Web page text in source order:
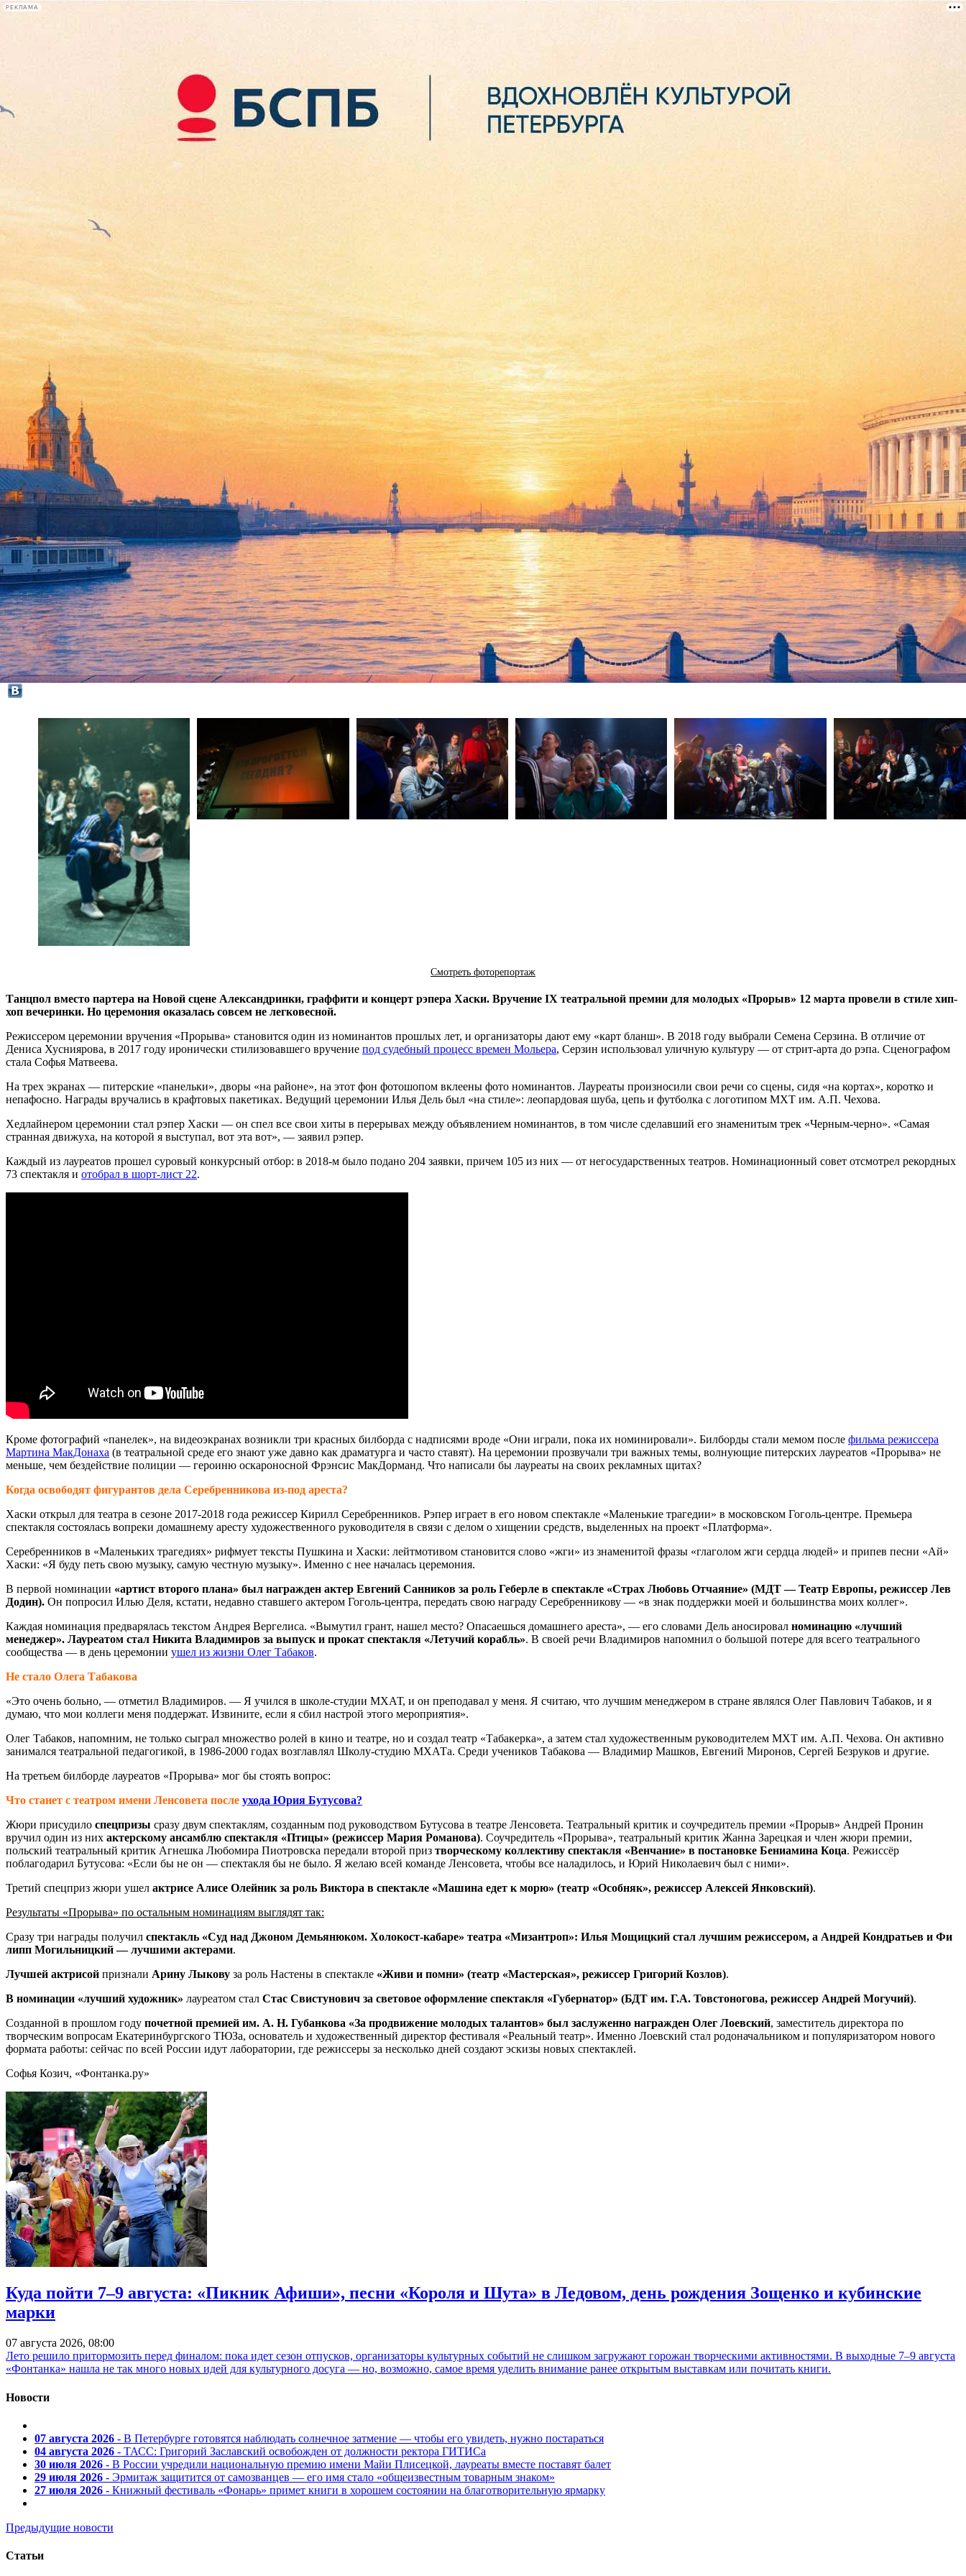
РЕКЛАМА
лекции
книги
«Черным-черно»: Театральная премия «Прорыв» назвала победителей
13 марта 2018,14:37 Версия для печати
Смотреть фоторепортаж
Танцпол вместо партера на Новой сцене Александринки, граффити и концерт рэпера Хаски. Вручение IX театральной премии для молодых «Прорыв» 12 марта провели в стиле хип-
хоп вечеринки. Но церемония оказалась совсем не легковесной.
Режиссером церемонии вручения «Прорыва» становится один из номинантов прошлых лет, и организаторы дают ему «карт бланш». В 2018 году выбрали Семена Серзина. В отличие от
Дениса Хусниярова, в 2017 году иронически стилизовавшего вручение под судебный процесс времен Мольера, Серзин использовал уличную культуру — от стрит-арта до рэпа. Сценографом
стала Софья Матвеева.
На трех экранах — питерские «панельки», дворы «на районе», на этот фон фотошопом вклеены фото номинантов. Лауреаты произносили свои речи со сцены, сидя «на кортах», коротко и
непафосно. Награды вручались в крафтовых пакетиках. Ведущий церемонии Илья Дель был «на стиле»: леопардовая шуба, цепь и футболка с логотипом МХТ им. А.П. Чехова.
Хедлайнером церемонии стал рэпер Хаски — он спел все свои хиты в перерывах между объявлением номинантов, в том числе сделавший его знаменитым трек «Черным-черно». «Самая
странная движуха, на которой я выступал, вот эта вот», — заявил рэпер.
Каждый из лауреатов прошел суровый конкурсный отбор: в 2018-м было подано 204 заявки, причем 105 из них — от негосударственных театров. Номинационный совет отсмотрел рекордных
73 спектакля и отобрал в шорт-лист 22.
Кроме фотографий «панелек», на видеоэкранах возникли три красных билборда с надписями вроде «Они играли, пока их номинировали». Билборды стали мемом после фильма режиссера
Мартина МакДонаха (в театральной среде его знают уже давно как драматурга и часто ставят). На церемонии прозвучали три важных темы, волнующие питерских лауреатов «Прорыва» не
меньше, чем бездействие полиции — героиню оскароносной Фрэнсис МакДорманд. Что написали бы лауреаты на своих рекламных щитах?
Когда освободят фигурантов дела Серебренникова из-под ареста?
Хаски открыл для театра в сезоне 2017-2018 года режиссер Кирилл Серебренников. Рэпер играет в его новом спектакле «Маленькие трагедии» в московском Гоголь-центре. Премьера
спектакля состоялась вопреки домашнему аресту художественного руководителя в связи с делом о хищении средств, выделенных на проект «Платформа».
Серебренников в «Маленьких трагедиях» рифмует тексты Пушкина и Хаски: лейтмотивом становится слово «жги» из знаменитой фразы «глаголом жги сердца людей» и припев песни «Ай»
Хаски: «Я буду петь свою музыку, самую честную музыку». Именно с нее началась церемония.
В первой номинации «артист второго плана» был награжден актер Евгений Санников за роль Геберле в спектакле «Страх Любовь Отчаяние» (МДТ — Театр Европы, режиссер Лев
Додин). Он попросил Илью Деля, кстати, недавно ставшего актером Гоголь-центра, передать свою награду Серебренникову — «в знак поддержки моей и большинства моих коллег».
Каждая номинация предварялась текстом Андрея Вергелиса. «Вымутил грант, нашел место? Опасаешься домашнего ареста», — его словами Дель аносировал номинацию «лучший
менеджер». Лауреатом стал Никита Владимиров за выпуск и прокат спектакля «Летучий корабль». В своей речи Владимиров напомнил о большой потере для всего театрального
сообщества — в день церемонии ушел из жизни Олег Табаков.
Не стало Олега Табакова
«Это очень больно, — отметил Владимиров. — Я учился в школе-студии МХАТ, и он преподавал у меня. Я считаю, что лучшим менеджером в стране являлся Олег Павлович Табаков, и я
думаю, что мои коллеги меня поддержат. Извините, если я сбил настрой этого мероприятия».
Олег Табаков, напомним, не только сыграл множество ролей в кино и театре, но и создал театр «Табакерка», а затем стал художественным руководителем МХТ им. А.П. Чехова. Он активно
занимался театральной педагогикой, в 1986-2000 годах возглавлял Школу-студию МXАТа. Среди учеников Табакова — Владимир Машков, Евгений Миронов, Сергей Безруков и другие.
На третьем билборде лауреатов «Прорыва» мог бы стоять вопрос:
Что станет с театром имени Ленсовета после ухода Юрия Бутусова?
Жюри присудило спецпризы сразу двум спектаклям, созданным под руководством Бутусова в театре Ленсовета. Театральный критик и соучредитель премии «Прорыв» Андрей Пронин
вручил один из них актерскому ансамблю спектакля «Птицы» (режиссер Мария Романова). Соучредитель «Прорыва», театральный критик Жанна Зарецкая и член жюри премии,
польский театральный критик Агнешка Любомира Пиотровска передали второй приз творческому коллективу спектакля «Венчание» в постановке Бениамина Коца. Режиссёр
поблагодарил Бутусова: «Если бы не он — спектакля бы не было. Я желаю всей команде Ленсовета, чтобы все наладилось, и Юрий Николаевич был с ними».
Третий спецприз жюри ушел актрисе Алисе Олейник за роль Виктора в спектакле «Машина едет к морю» (театр «Особняк», режиссер Алексей Янковский).
Результаты «Прорыва» по остальным номинациям выглядят так:
Сразу три награды получил спектакль «Суд над Джоном Демьянюком. Холокост-кабаре» театра «Мизантроп»: Илья Мощицкий стал лучшим режиссером, а Андрей Кондратьев и Фи
липп Могильницкий — лучшими актерами.
Лучшей актрисой признали Арину Лыкову за роль Настены в спектакле «Живи и помни» (театр «Мастерская», режиссер Григорий Козлов).
В номинации «лучший художник» лауреатом стал Стас Свистунович за световое оформление спектакля «Губернатор» (БДТ им. Г.А. Товстоногова, режиссер Андрей Могучий).
Созданной в прошлом году почетной премией им. А. Н. Губанкова «За продвижение молодых талантов» был заслуженно награжден Олег Лоевский, заместитель директора по
творческим вопросам Екатеринбургского ТЮЗа, основатель и художественный директор фестиваля «Реальный театр». Именно Лоевский стал родоначальником и популяризатором нового
формата работы: сейчас по всей России идут лаборатории, где режиссеры за несколько дней создают эскизы новых спектаклей.
Софья Козич, «Фонтанка.ру»
Куда пойти 7–9 августа: «Пикник Афиши», песни «Короля и Шута» в Ледовом, день рождения Зощенко и кубинские
марки
07 августа 2026, 08:00
Лето решило притормозить перед финалом: пока идет сезон отпусков, организаторы культурных событий не слишком загружают горожан творческими активностями. В выходные 7–9 августа
«Фонтанка» нашла не так много новых идей для культурного досуга — но, возможно, самое время уделить внимание ранее открытым выставкам или почитать книги.
Новости
07 августа 2026 - В Петербурге готовятся наблюдать солнечное затмение — чтобы его увидеть, нужно постараться
04 августа 2026 - ТАСС: Григорий Заславский освобожден от должности ректора ГИТИСа
30 июля 2026 - В России учредили национальную премию имени Майи Плисецкой, лауреаты вместе поставят балет
29 июля 2026 - Эрмитаж защитится от самозванцев — его имя стало «общеизвестным товарным знаком»
27 июля 2026 - Книжный фестиваль «Фонарь» примет книги в хорошем состоянии на благотворительную ярмарку
Предыдущие новости
Статьи